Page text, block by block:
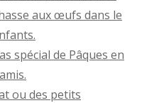
aux œufs dans le
spécial de Pâques en
ou des petits